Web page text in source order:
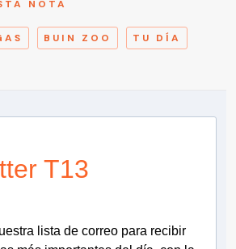
NOTA
BUIN ZOO TU DÍA
T13
lista de correo para recibir